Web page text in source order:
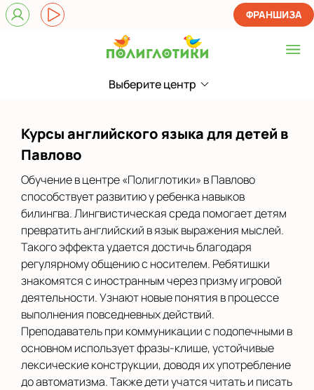
Выберите центр
Выберите центр
Показать на карте
Выбрать другой город
ФРАНШИЗА
Курсы английского языка для детей в
Павлово
Обучение в центре «Полиглотики» в Павлово
способствует развитию у ребенка навыков
билингва. Лингвистическая среда помогает детям
превратить английский в язык выражения мыслей.
Такого эффекта удается достичь благодаря
регулярному общению с носителем. Ребятишки
знакомятся с иностранным через призму игровой
деятельности. Узнают новые понятия в процессе
выполнения повседневных действий.
Преподаватель при коммуникации с подопечными в
основном использует фразы-клише, устойчивые
лексические конструкции, доводя их употребление
до автоматизма. Также дети учатся читать и писать